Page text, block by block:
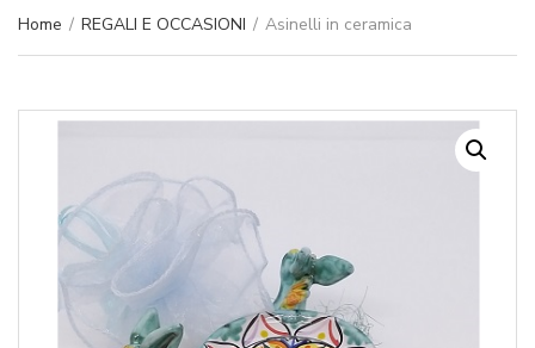
Home / REGALI E OCCASIONI / Asinelli in ceramica